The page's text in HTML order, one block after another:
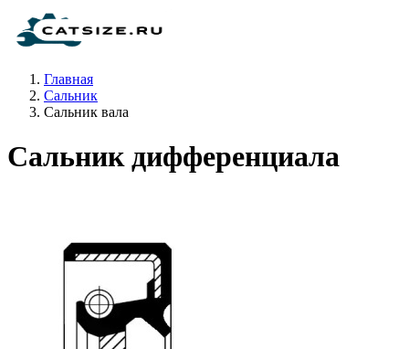
Главная
Сальник
Сальник вала
Сальник дифференциала